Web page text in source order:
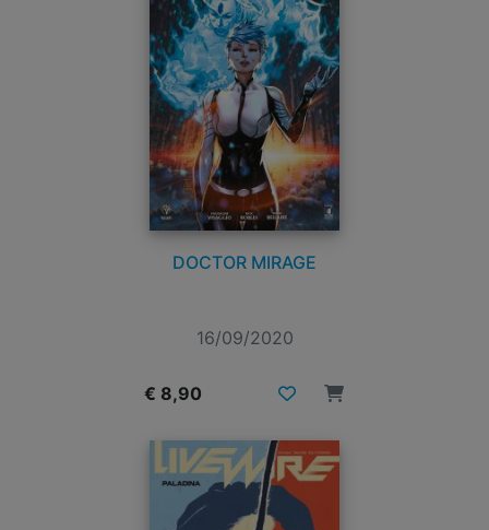
DOCTOR MIRAGE
16/09/2020
€ 8,90